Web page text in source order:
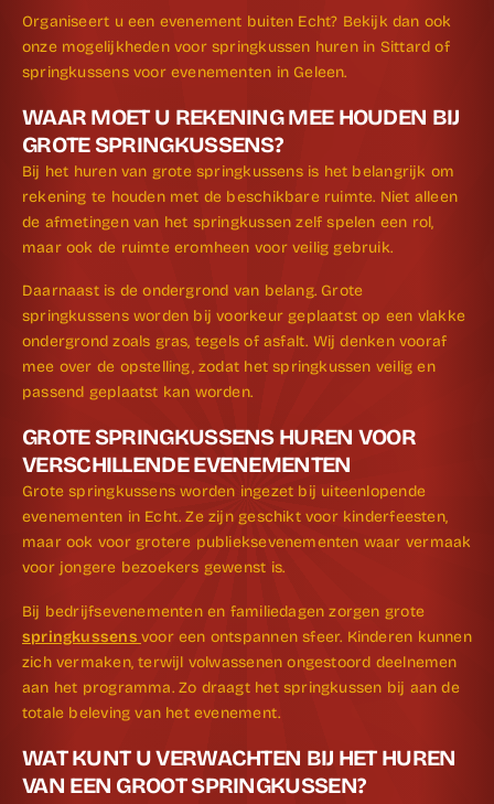
Organiseert u een evenement buiten Echt? Bekijk dan ook
onze mogelijkheden voor springkussen huren in Sittard of
springkussens voor evenementen in Geleen.
WAAR MOET U REKENING MEE HOUDEN BIJ
GROTE SPRINGKUSSENS?
Bij het huren van grote springkussens is het belangrijk om
rekening te houden met de beschikbare ruimte. Niet alleen
de afmetingen van het springkussen zelf spelen een rol,
maar ook de ruimte eromheen voor veilig gebruik.
Daarnaast is de ondergrond van belang. Grote
springkussens worden bij voorkeur geplaatst op een vlakke
ondergrond zoals gras, tegels of asfalt. Wij denken vooraf
mee over de opstelling, zodat het springkussen veilig en
passend geplaatst kan worden.
GROTE SPRINGKUSSENS HUREN VOOR
VERSCHILLENDE EVENEMENTEN
Grote springkussens worden ingezet bij uiteenlopende
evenementen in Echt. Ze zijn geschikt voor kinderfeesten,
maar ook voor grotere publieks­evenementen waar vermaak
voor jongere bezoekers gewenst is.
Bij bedrijfs­evenementen en familiedagen zorgen grote
springkussens voor een ontspannen sfeer. Kinderen kunnen
zich vermaken, terwijl volwassenen ongestoord deelnemen
aan het programma. Zo draagt het springkussen bij aan de
totale beleving van het evenement.
WAT KUNT U VERWACHTEN BIJ HET HUREN
VAN EEN GROOT SPRINGKUSSEN?